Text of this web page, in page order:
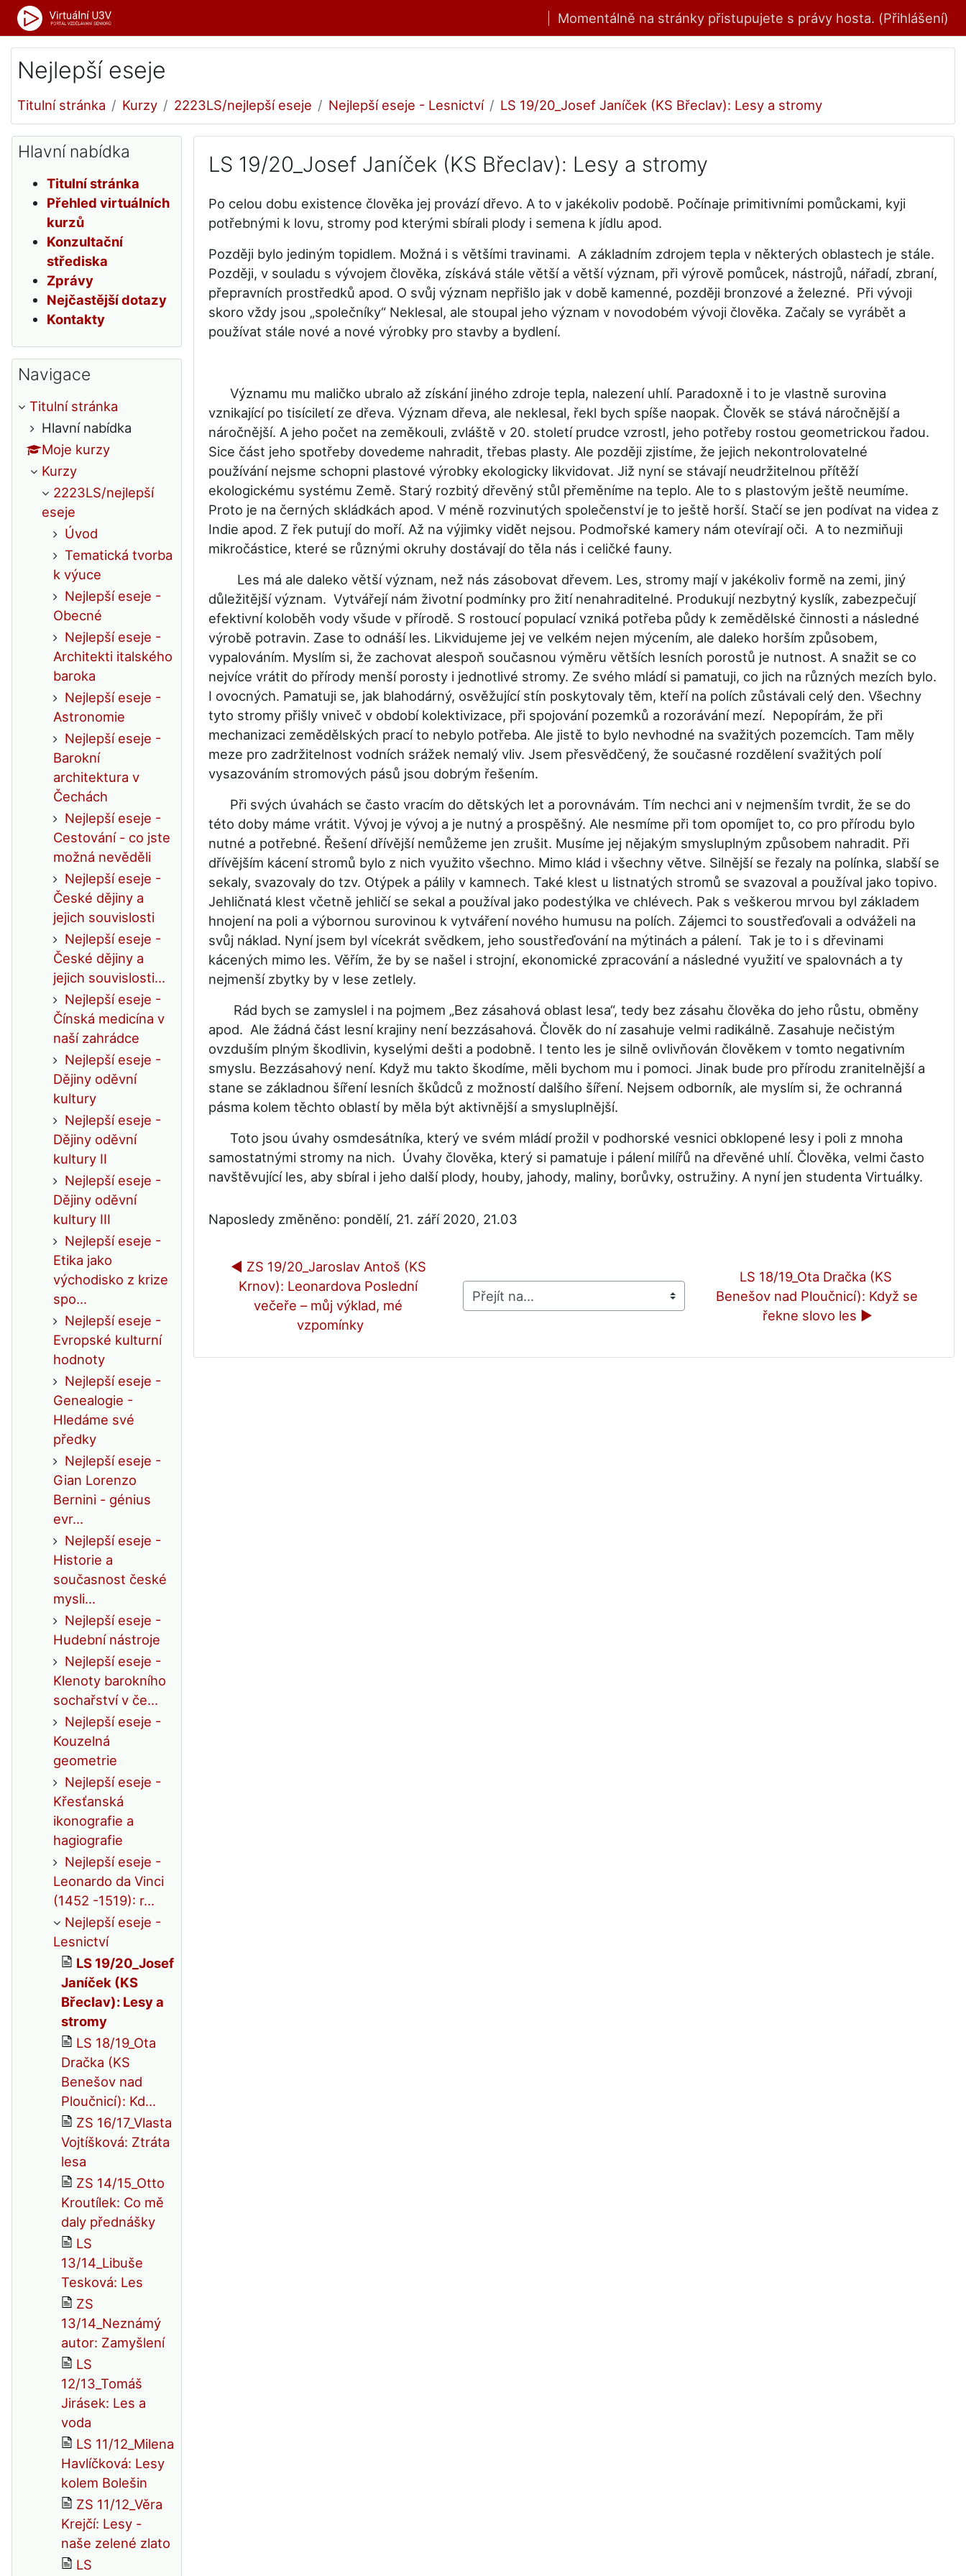
Přejít k hlavnímu obsahu
Momentálně na stránky přistupujete s právy hosta. (Přihlášení)
Nejlepší eseje
Titulní stránka Kurzy 2223LS/nejlepší eseje Nejlepší eseje - Lesnictví LS 19/20_Josef Janíček (KS Břeclav): Lesy a stromy
LS 19/20_Josef Janíček (KS Břeclav): Lesy a stromy
Po celou dobu existence člověka jej provází dřevo. A to v jakékoliv podobě. Počínaje primitivními pomůckami, kyji
potřebnými k lovu, stromy pod kterými sbírali plody i semena k jídlu apod.
Později bylo jediným topidlem. Možná i s většími travinami. A základním zdrojem tepla v některých oblastech je stále.
Později, v souladu s vývojem člověka, získává stále větší a větší význam, při výrově pomůcek, nástrojů, nářadí, zbraní,
přepravních prostředků apod. O svůj význam nepřišlo jak v době kamenné, později bronzové a železné. Při vývoji
skoro vždy jsou „společníky“ Neklesal, ale stoupal jeho význam v novodobém vývoji člověka. Začaly se vyrábět a
používat stále nové a nové výrobky pro stavby a bydlení.
Významu mu maličko ubralo až získání jiného zdroje tepla, nalezení uhlí. Paradoxně i to je vlastně surovina
vznikající po tisíciletí ze dřeva. Význam dřeva, ale neklesal, řekl bych spíše naopak. Člověk se stává náročnější a
náročnější. A jeho počet na zeměkouli, zvláště v 20. století prudce vzrostl, jeho potřeby rostou geometrickou řadou.
Sice část jeho spotřeby dovedeme nahradit, třebas plasty. Ale později zjistíme, že jejich nekontrolovatelné
používání nejsme schopni plastové výrobky ekologicky likvidovat. Již nyní se stávají neudržitelnou přítěží
ekologickému systému Země. Starý rozbitý dřevěný stůl přeměníme na teplo. Ale to s plastovým ještě neumíme.
Proto je na černých skládkách apod. V méně rozvinutých společenství je to ještě horší. Stačí se jen podívat na videa z
Indie apod. Z řek putují do moří. Až na výjimky vidět nejsou. Podmořské kamery nám otevírají oči. A to nezmiňuji
mikročástice, které se různými okruhy dostávají do těla nás i celičké fauny.
Les má ale daleko větší význam, než nás zásobovat dřevem. Les, stromy mají v jakékoliv formě na zemi, jiný
důležitější význam. Vytvářejí nám životní podmínky pro žití nenahraditelné. Produkují nezbytný kyslík, zabezpečují
efektivní koloběh vody všude v přírodě. S rostoucí populací vzniká potřeba půdy k zemědělské činnosti a následné
výrobě potravin. Zase to odnáší les. Likvidujeme jej ve velkém nejen mýcením, ale daleko horším způsobem,
vypalováním. Myslím si, že zachovat alespoň současnou výměru větších lesních porostů je nutnost. A snažit se co
nejvíce vrátit do přírody menší porosty i jednotlivé stromy. Ze svého mládí si pamatuji, co jich na různých mezích bylo.
I ovocných. Pamatuji se, jak blahodárný, osvěžující stín poskytovaly těm, kteří na polích zůstávali celý den. Všechny
tyto stromy přišly vniveč v období kolektivizace, při spojování pozemků a rozorávání mezí. Nepopírám, že při
mechanizaci zemědělských prací to nebylo potřeba. Ale jistě to bylo nevhodné na svažitých pozemcích. Tam měly
meze pro zadržitelnost vodních srážek nemalý vliv. Jsem přesvědčený, že současné rozdělení svažitých polí
vysazováním stromových pásů jsou dobrým řešením.
Při svých úvahách se často vracím do dětských let a porovnávám. Tím nechci ani v nejmenším tvrdit, že se do
této doby máme vrátit. Vývoj je vývoj a je nutný a prospěšný. Ale nesmíme při tom opomíjet to, co pro přírodu bylo
nutné a potřebné. Řešení dřívější nemůžeme jen zrušit. Musíme jej nějakým smysluplným způsobem nahradit. Při
dřívějším kácení stromů bylo z nich využito všechno. Mimo klád i všechny větve. Silnější se řezaly na polínka, slabší se
sekaly, svazovaly do tzv. Otýpek a pálily v kamnech. Také klest u listnatých stromů se svazoval a používal jako topivo.
Jehličnatá klest včetně jehličí se sekal a používal jako podestýlka ve chlévech. Pak s veškerou mrvou byl základem
hnojení na poli a výbornou surovinou k vytváření nového humusu na polích. Zájemci to soustřeďovali a odváželi na
svůj náklad. Nyní jsem byl vícekrát svědkem, jeho soustřeďování na mýtinách a pálení. Tak je to i s dřevinami
kácených mimo les. Věřím, že by se našel i strojní, ekonomické zpracování a následné využití ve spalovnách a ty
nejmenší zbytky by v lese zetlely.
Rád bych se zamyslel i na pojmem „Bez zásahová oblast lesa“, tedy bez zásahu člověka do jeho růstu, obměny
apod. Ale žádná část lesní krajiny není bezzásahová. Člověk do ní zasahuje velmi radikálně. Zasahuje nečistým
ovzduším plným škodlivin, kyselými dešti a podobně. I tento les je silně ovlivňován člověkem v tomto negativním
smyslu. Bezzásahový není. Když mu takto škodíme, měli bychom mu i pomoci. Jinak bude pro přírodu zranitelnější a
stane se základnou šíření lesních škůdců z možností dalšího šíření. Nejsem odborník, ale myslím si, že ochranná
pásma kolem těchto oblastí by měla být aktivnější a smysluplnější.
Toto jsou úvahy osmdesátníka, který ve svém mládí prožil v podhorské vesnici obklopené lesy i poli z mnoha
samostatnými stromy na nich. Úvahy člověka, který si pamatuje i pálení milířů na dřevěné uhlí. Člověka, velmi často
navštěvující les, aby sbíral i jeho další plody, houby, jahody, maliny, borůvky, ostružiny. A nyní jen studenta Virtuálky.
Naposledy změněno: pondělí, 21. září 2020, 21.03
◀︎ ZS 19/20_Jaroslav Antoš (KS
Krnov): Leonardova Poslední
večeře – můj výklad, mé
vzpomínky
Přejít na...
LS 18/19_Ota Dračka (KS
Benešov nad Ploučnicí): Když se
řekne slovo les ▶︎
Přeskočit: Hlavní nabídka
Hlavní nabídka
Titulní stránka
Přehled virtuálních
kurzů
Konzultační
střediska
Zprávy
Nejčastější dotazy
Kontakty
Přeskočit: Navigace
Navigace
Titulní stránka
Hlavní nabídka
Moje kurzy
Kurzy
2223LS/nejlepší
eseje
Úvod
Tematická tvorba
k výuce
Nejlepší eseje -
Obecné
Nejlepší eseje -
Architekti italského
baroka
Nejlepší eseje -
Astronomie
Nejlepší eseje -
Barokní
architektura v
Čechách
Nejlepší eseje -
Cestování - co jste
možná nevěděli
Nejlepší eseje -
České dějiny a
jejich souvislosti
Nejlepší eseje -
České dějiny a
jejich souvislosti...
Nejlepší eseje -
Čínská medicína v
naší zahrádce
Nejlepší eseje -
Dějiny oděvní
kultury
Nejlepší eseje -
Dějiny oděvní
kultury II
Nejlepší eseje -
Dějiny oděvní
kultury III
Nejlepší eseje -
Etika jako
východisko z krize
spo...
Nejlepší eseje -
Evropské kulturní
hodnoty
Nejlepší eseje -
Genealogie -
Hledáme své
předky
Nejlepší eseje -
Gian Lorenzo
Bernini - génius
evr...
Nejlepší eseje -
Historie a
současnost české
mysli...
Nejlepší eseje -
Hudební nástroje
Nejlepší eseje -
Klenoty barokního
sochařství v če...
Nejlepší eseje -
Kouzelná
geometrie
Nejlepší eseje -
Křesťanská
ikonografie a
hagiografie
Nejlepší eseje -
Leonardo da Vinci
(1452 -1519): r...
Nejlepší eseje -
Lesnictví
LS 19/20_Josef
Janíček (KS
Břeclav): Lesy a
stromy
LS 18/19_Ota
Dračka (KS
Benešov nad
Ploučnicí): Kd...
ZS 16/17_Vlasta
Vojtíšková: Ztráta
lesa
ZS 14/15_Otto
Kroutílek: Co mě
daly přednášky
LS
13/14_Libuše
Tesková: Les
ZS
13/14_Neznámý
autor: Zamyšlení
LS
12/13_Tomáš
Jirásek: Les a
voda
LS 11/12_Milena
Havlíčková: Lesy
kolem Bolešin
ZS 11/12_Věra
Krejčí: Lesy -
naše zelené zlato
LS